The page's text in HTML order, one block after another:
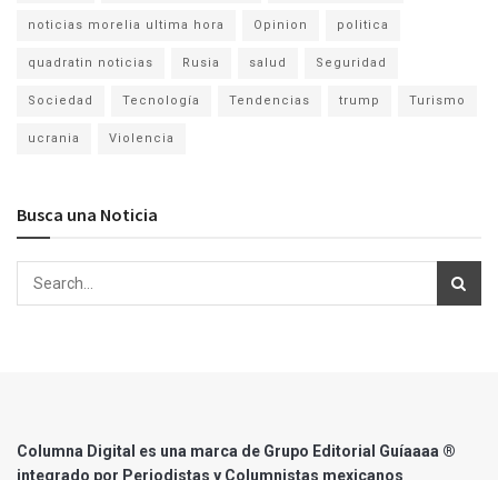
noticias morelia ultima hora Opinion politica
quadratin noticias Rusia salud Seguridad
Sociedad Tecnología Tendencias trump Turismo
ucrania Violencia
Busca una Noticia
Columna Digital es una marca de Grupo Editorial Guíaaaa ®
integrado por Periodistas y Columnistas mexicanos